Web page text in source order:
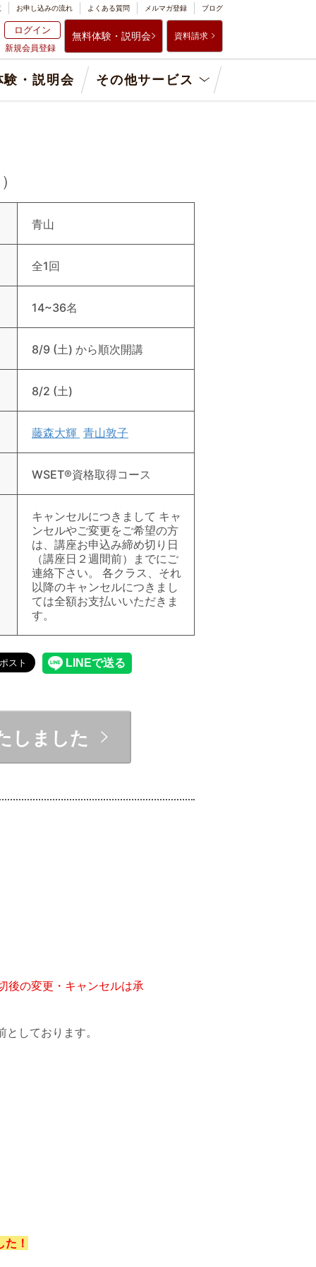
ログイン
新規会員登録
無料体験・説明会 資料請求
お申し込みの流れ よくある質問 メルマガ登録 ブログ
験・説明会 その他サービス
青山
全1回
14~36名
8/9 (土) から順次開講
8/2 (土)
藤森大輝 青山敦子
WSET®資格取得コース
キャンセルにつきまして キャ
ンセルやご変更をご希望の方
は、講座お申込み締め切り日
（講座日２週間前）までにご
連絡下さい。 各クラス、それ
以降のキャンセルにつきまし
ては全額お支払いいただきま
す。
しました
後の変更・キャンセルは承
しております。
！